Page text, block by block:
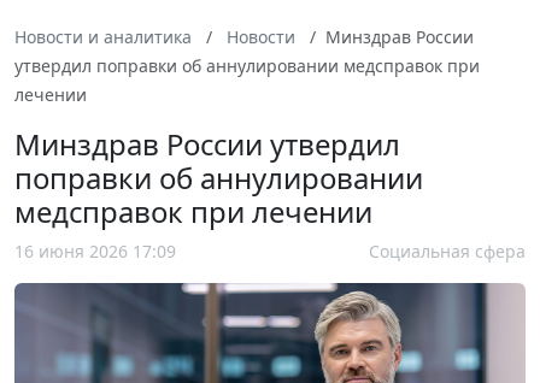
Новости и аналитика Новости
Минздрав России
утвердил поправки об аннулировании медсправок при
лечении
Минздрав России утвердил
поправки об аннулировании
медсправок при лечении
16 июня 2026 17:09 Социальная сфера